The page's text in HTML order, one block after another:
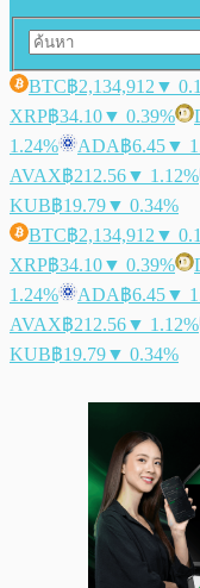
BTC฿2,134,912 ▼
XRP฿34.10▼ 0.39%
1.24%
ADA฿6.45▼
AVAX฿212.56▼ 1.12%
KUB฿19.79▼ 0.34%
BTC฿2,134,912 ▼
XRP฿34.10▼ 0.39%
1.24%
ADA฿6.45▼
AVAX฿212.56▼ 1.12%
KUB฿19.79▼ 0.34%